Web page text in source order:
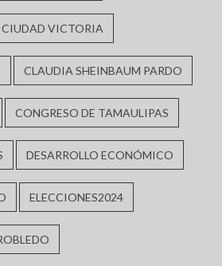
CIUDAD VICTORIA
CLAUDIA SHEINBAUM PARDO
CONGRESO DE TAMAULIPAS
DESARROLLO ECONÓMICO
ELECCIONES2024